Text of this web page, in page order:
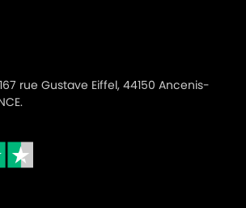
rue Gustave Eiffel, 44150 Ancenis-